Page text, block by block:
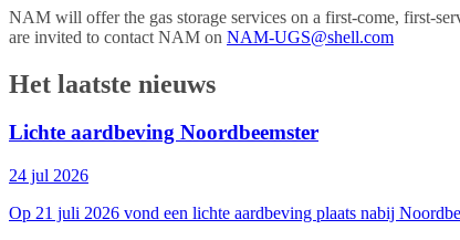
NAM will offer the gas storage services on a first-come, first-
are invited to contact NAM on NAM-UGS@shell.com
Het laatste nieuws
Lichte aardbeving Noordbeemster
24 jul 2026
Op 21 juli 2026 vond een lichte aardbeving plaats nabij